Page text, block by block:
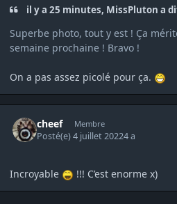
il y a 25 minutes, MissPluton a
Superbe photo, tout y est ! Ça
semaine prochaine ! Bravo !
On a pas assez picolé pour ça.
cheef Membre
Posté(e)4 juillet 20224 a
Incroyable !!! C’est enorme x)